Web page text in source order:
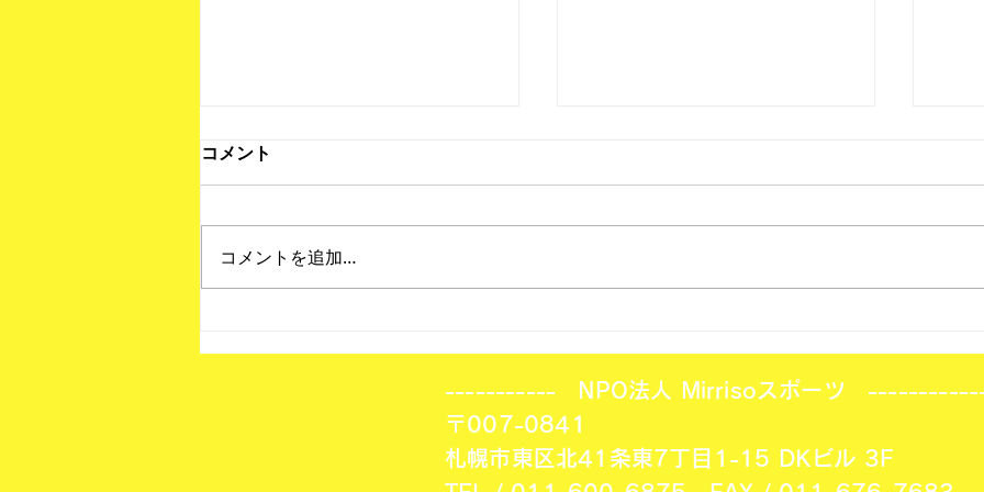
節 結果！
節結果！
て
コメント
コメントを追加…
----------- NPO法人 Mirrisoスポーツ
〒007-0841
札幌市東区北41条東7丁目1-15
DKビル 3F